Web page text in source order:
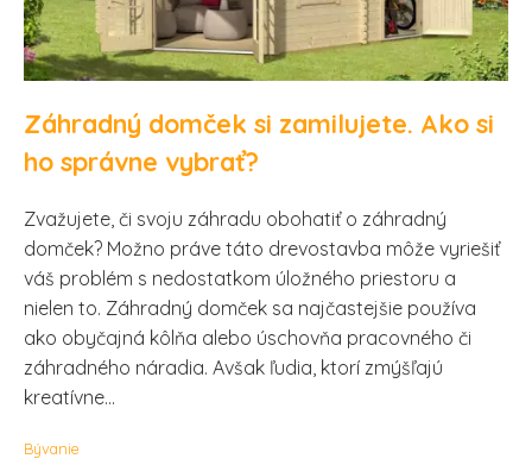
Záhradný domček si zamilujete. Ako si
ho správne vybrať?
Zvažujete, či svoju záhradu obohatiť o záhradný
domček? Možno práve táto drevostavba môže vyriešiť
váš problém s nedostatkom úložného priestoru a
nielen to. Záhradný domček sa najčastejšie používa
ako obyčajná kôlňa alebo úschovňa pracovného či
záhradného náradia. Avšak ľudia, ktorí zmýšľajú
kreatívne...
Bývanie